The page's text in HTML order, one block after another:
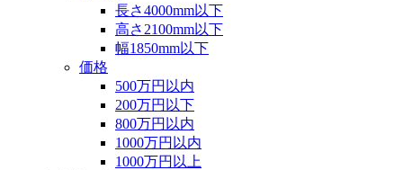
長さ4000mm以下
高さ2100mm以下
幅1850mm以下
価格
500万円以内
200万円以下
800万円以内
1000万円以内
1000万円以上